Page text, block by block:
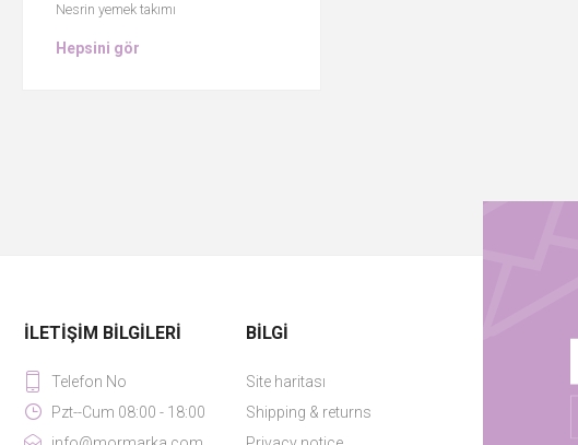
Nesrin yemek takımı
Hepsini gör
İLETIŞIM BILGILERI
Telefon No
Pzt--Cum 08:00 - 18:00
BILGI
Site haritası
Shipping & returns